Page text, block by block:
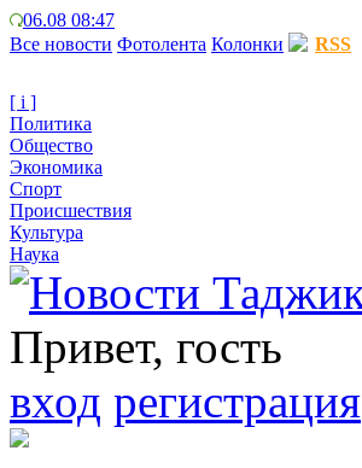
06.08 08:47
Все новости Фотолента Колонки RSS
[ i ]
Политика
Общество
Экономика
Спорт
Происшествия
Культура
Наука
Привет, гость
вход регистрация